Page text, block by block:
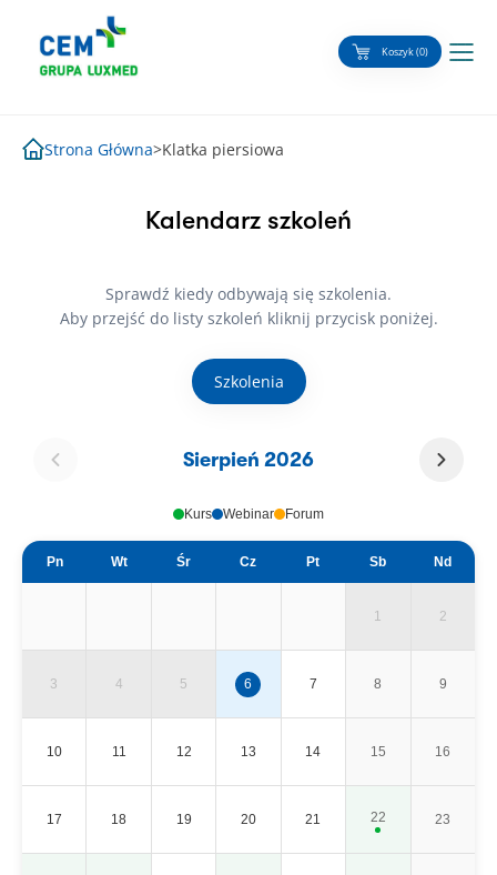
content
Koszyk (0)
Strona Główna>Klatka piersiowa
Kalendarz szkoleń
Sprawdź kiedy odbywają się szkolenia.
Aby przejść do listy szkoleń kliknij przycisk poniżej.
Szkolenia
Sierpień 2026
Kurs Webinar Forum
Pn Wt Śr Cz Pt Sb Nd
1 2
3 4 5 6 7 8 9
10 11 12 13 14 15 16
17 18 19 20 21 22 23